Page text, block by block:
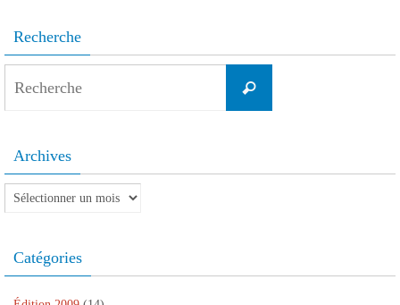
Recherche
Recherche
Archives
Archives
Catégories